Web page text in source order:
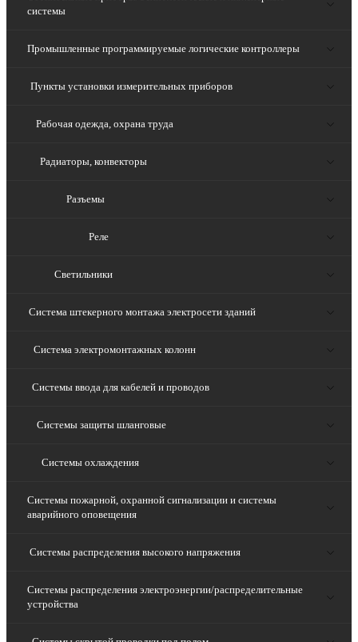
системы
Промышленные программируемые логические контроллеры
Пункты установки измерительных приборов
Рабочая одежда, охрана труда
Радиаторы, конвекторы
Разъемы
Реле
Светильники
Система штекерного монтажа электросети зданий
Система электромонтажных колонн
Системы ввода для кабелей и проводов
Системы защиты шланговые
Системы охлаждения
Системы пожарной, охранной сигнализации и системы
аварийного оповещения
Системы распределения высокого напряжения
Системы распределения электроэнергии/распределительные
устройства